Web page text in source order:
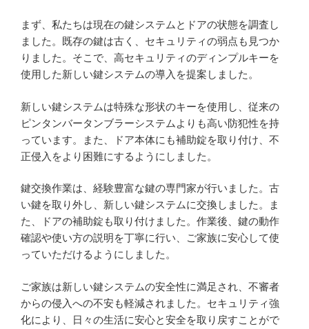
まず、私たちは現在の鍵システムとドアの状態を調査し
ました。既存の鍵は古く、セキュリティの弱点も見つか
りました。そこで、高セキュリティのディンプルキーを
使用した新しい鍵システムの導入を提案しました。
新しい鍵システムは特殊な形状のキーを使用し、従来の
ピンタンバータンブラーシステムよりも高い防犯性を持
っています。また、ドア本体にも補助錠を取り付け、不
正侵入をより困難にするようにしました。
鍵交換作業は、経験豊富な鍵の専門家が行いました。古
い鍵を取り外し、新しい鍵システムに交換しました。ま
た、ドアの補助錠も取り付けました。作業後、鍵の動作
確認や使い方の説明を丁寧に行い、ご家族に安心して使
っていただけるようにしました。
ご家族は新しい鍵システムの安全性に満足され、不審者
からの侵入への不安も軽減されました。セキュリティ強
化により、日々の生活に安心と安全を取り戻すことがで